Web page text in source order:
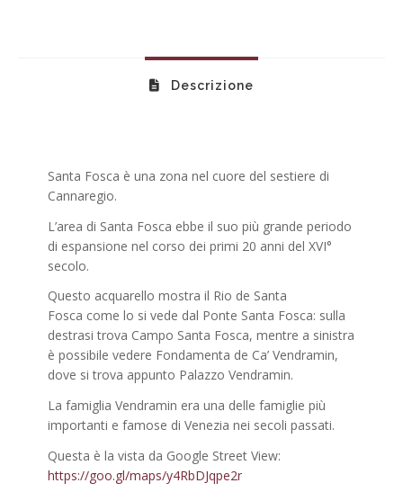
Descrizione
Santa Fosca è una zona nel cuore del sestiere di
Cannaregio.
L’area di Santa Fosca ebbe il suo più grande periodo
di espansione nel corso dei primi 20 anni del XVI°
secolo.
Questo acquarello mostra il Rio de Santa
Fosca come lo si vede dal Ponte Santa Fosca: sulla
destrasi trova Campo Santa Fosca, mentre a sinistra
è possibile vedere Fondamenta de Ca’ Vendramin,
dove si trova appunto Palazzo Vendramin.
La famiglia Vendramin era una delle famiglie più
importanti e famose di Venezia nei secoli passati.
Questa è la vista da Google Street View:
https://goo.gl/maps/y4RbDJqpe2r